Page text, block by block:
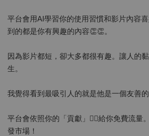
平台會用AI學習你的使用習慣和影片內容
到的都是你有興趣的內容👏👏。
因為影片都短，卻大多都很有趣。讓人的
生。
我覺得看到最吸引人的就是他是一個友善的
平台會依照你的「貢獻」👍🏻給你免費流量
發市場！